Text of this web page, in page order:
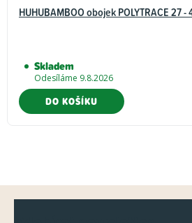
HUHUBAMBOO obojek POLYTRACE 27
Skladem
Odesíláme 9.8.2026
DO KOŠÍKU